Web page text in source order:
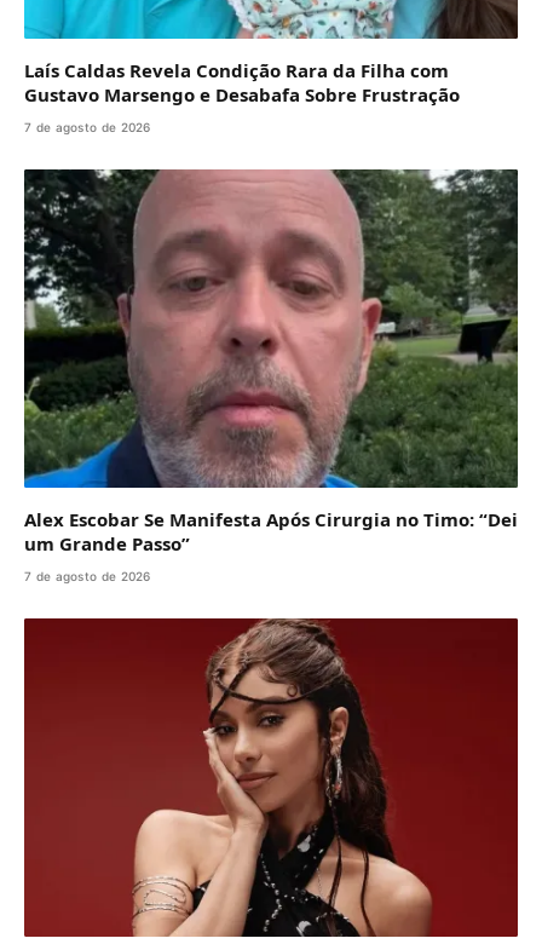
Laís Caldas Revela Condição Rara da Filha com
Gustavo Marsengo e Desabafa Sobre Frustração
7 de agosto de 2026
Alex Escobar Se Manifesta Após Cirurgia no Timo: “Dei
um Grande Passo”
7 de agosto de 2026